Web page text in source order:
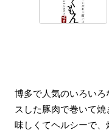
博多で人気のいろい
スした豚肉で巻いて
味しくてヘルシーで